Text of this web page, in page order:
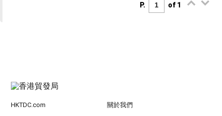
P. of 1
HKTDC.com 關於我們